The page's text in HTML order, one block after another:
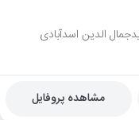
سیدجمال الدین اسدآبادی
مشاهده پروفایل